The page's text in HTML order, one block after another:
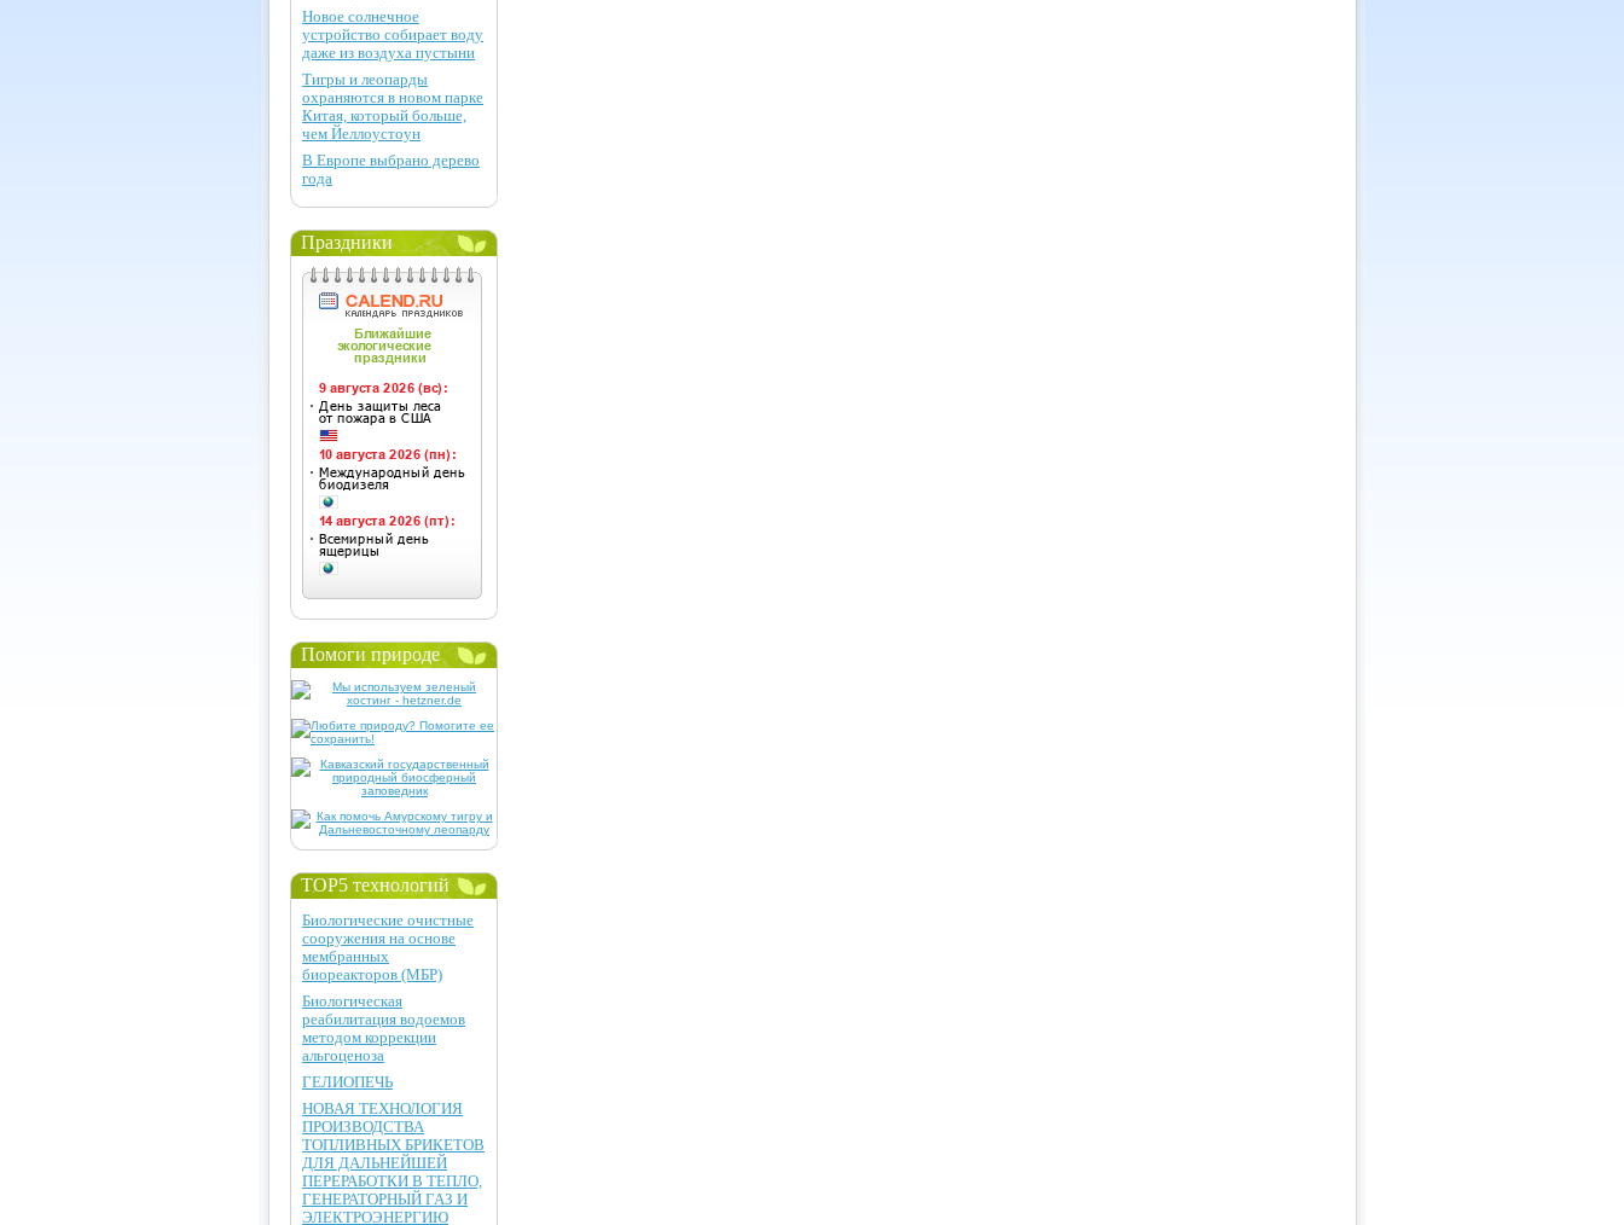
Новое солнечное
устройство собирает воду
даже из воздуха пустыни
Тигры и леопарды
охраняются в новом парке
Китая, который больше,
чем Йеллоустоун
В Европе выбрано дерево
года
Праздники
Помоги природе
TOP5 технологий
Биологические очистные
сооружения на основе
мембранных
биореакторов (МБР)
Биологическая
реабилитация водоемов
методом коррекции
альгоценоза
ГЕЛИОПЕЧЬ
НОВАЯ ТЕХНОЛОГИЯ
ПРОИЗВОДСТВА
ТОПЛИВНЫХ БРИКЕТОВ
ДЛЯ ДАЛЬНЕЙШЕЙ
ПЕРЕРАБОТКИ В ТЕПЛО,
ГЕНЕРАТОРНЫЙ ГАЗ И
ЭЛЕКТРОЭНЕРГИЮ